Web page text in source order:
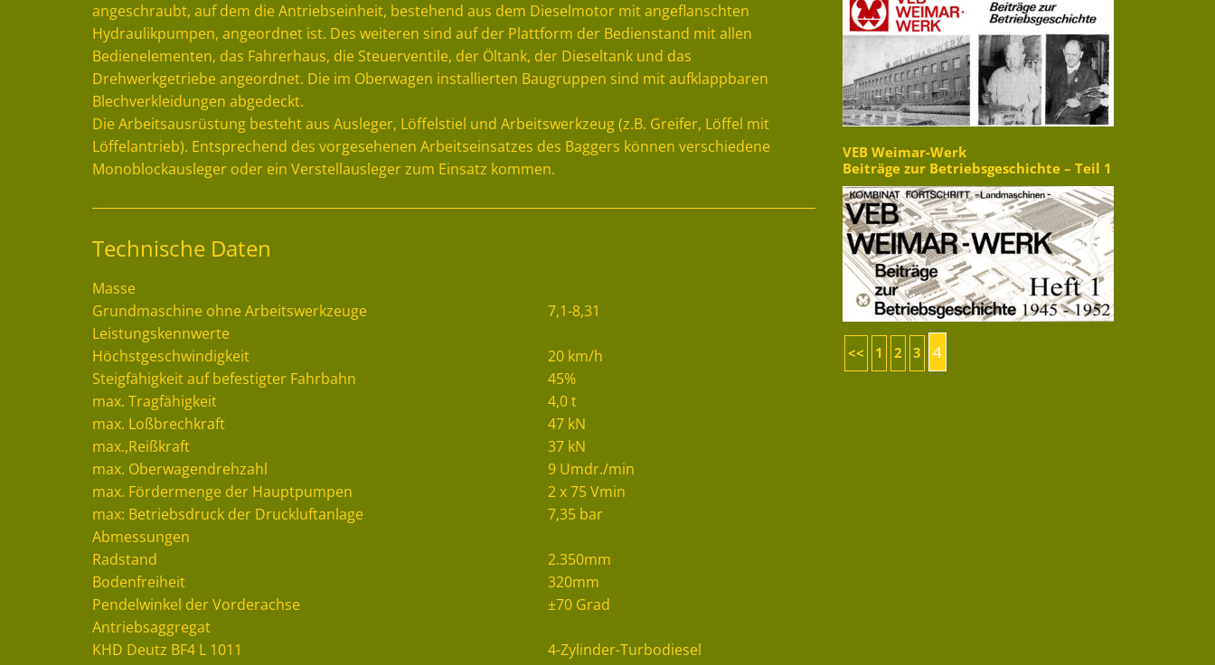
angeschraubt, auf dem die Antriebseinheit, bestehend aus dem Dieselmotor mit angeflanschten
Hydraulikpumpen, angeordnet ist. Des weiteren sind auf der Plattform der Bedienstand mit allen
Bedienelementen, das Fahrerhaus, die Steuerventile, der Öltank, der Dieseltank und das
Drehwerkgetriebe angeordnet. Die im Oberwagen installierten Baugruppen sind mit aufklappbaren
Blechverkleidungen abgedeckt.
Die Arbeitsausrüstung besteht aus Ausleger, Löffelstiel und Arbeitswerkzeug (z.B. Greifer, Löffel mit
Löffelantrieb). Entsprechend des vorgesehenen Arbeitseinsatzes des Baggers können verschiedene
Monoblockausleger oder ein Verstellausleger zum Einsatz kommen.
Technische Daten
Masse
Grundmaschine ohne Arbeitswerkzeuge
7,1-8,31
Leistungskennwerte
Höchstgeschwindigkeit
20 km/h
Steigfähigkeit auf befestigter Fahrbahn
45%
max. Tragfähigkeit
4,0 t
max. Loßbrechkraft
47 kN
max.,Reißkraft
37 kN
max. Oberwagendrehzahl
9 Umdr./min
max. Fördermenge der Hauptpumpen
2 x 75 Vmin
max: Betriebsdruck der Druckluftanlage
7,35 bar
Abmessungen
Radstand
2.350mm
Bodenfreiheit
320mm
Pendelwinkel der Vorderachse
±70 Grad
Antriebsaggregat
KHD Deutz BF4 L 1011
4-Zylinder-Turbodiesel
VEB Weimar-Werk
Beiträge zur Betriebsgeschichte – Teil 1
<< 1 2 3 4